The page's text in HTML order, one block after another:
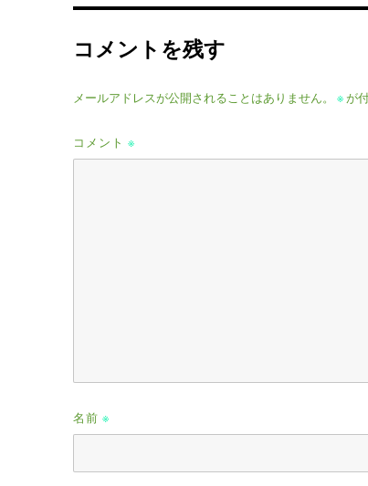
コメントを残す
メールアドレスが公開されることはありません。 ※が
コメント※
名前※